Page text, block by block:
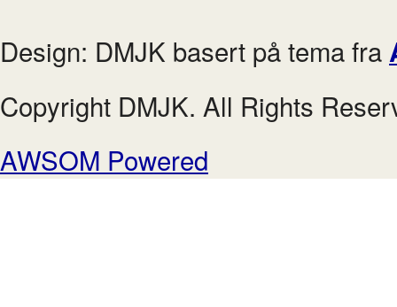
Design: DMJK basert på tema fra
Copyright DMJK. All Rights
AWSOM Powered